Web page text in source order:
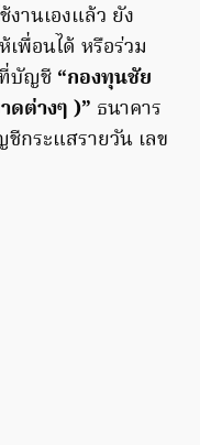
านเองแล้ว ยัง
เพื่อนได้ หรือร่วม
บัญชี “กองทุนชัย
ดต่างๆ )” ธนาคาร
กระแสรายวัน เลข